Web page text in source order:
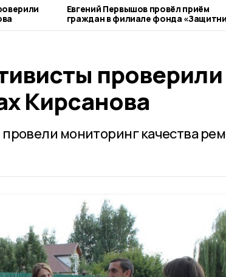
Евгений Первышов провёл приём
граждан в филиале фонда
Отечества»
проверили
Кирсанова
мониторинг качества